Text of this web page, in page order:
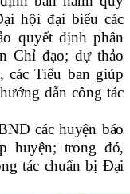
hội đại biểu các
quyết định phân
Chỉ đạo; dự thảo
các Tiểu ban giúp
hướng dẫn công tác
các huyện báo
huyện; trong đó,
tác chuẩn bị Đại